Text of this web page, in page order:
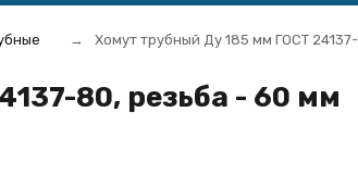
Хомут трубный Ду 185 мм ГОСТ
80, резьба - 60 мм